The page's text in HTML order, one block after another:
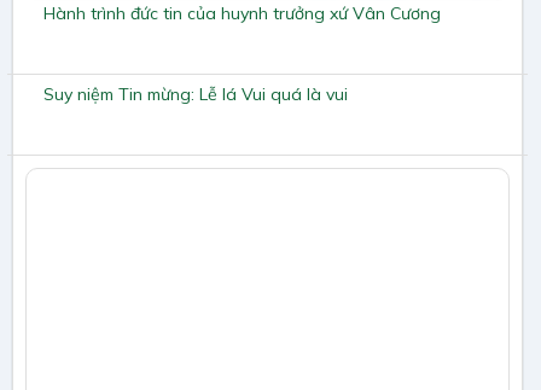
Hành trình đức tin của huynh trưởng xứ Vân Cương
Suy niệm Tin mừng: Lễ lá Vui quá là vui